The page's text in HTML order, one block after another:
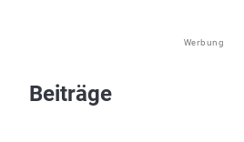
Werbung
Beiträge